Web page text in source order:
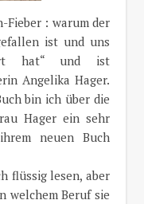
Fieber : warum der
ist und uns
hat“ und ist
Angelika Hager.
bin ich über die
Hager ein sehr
neuen Buch
flüssig lesen, aber
welchem Beruf sie